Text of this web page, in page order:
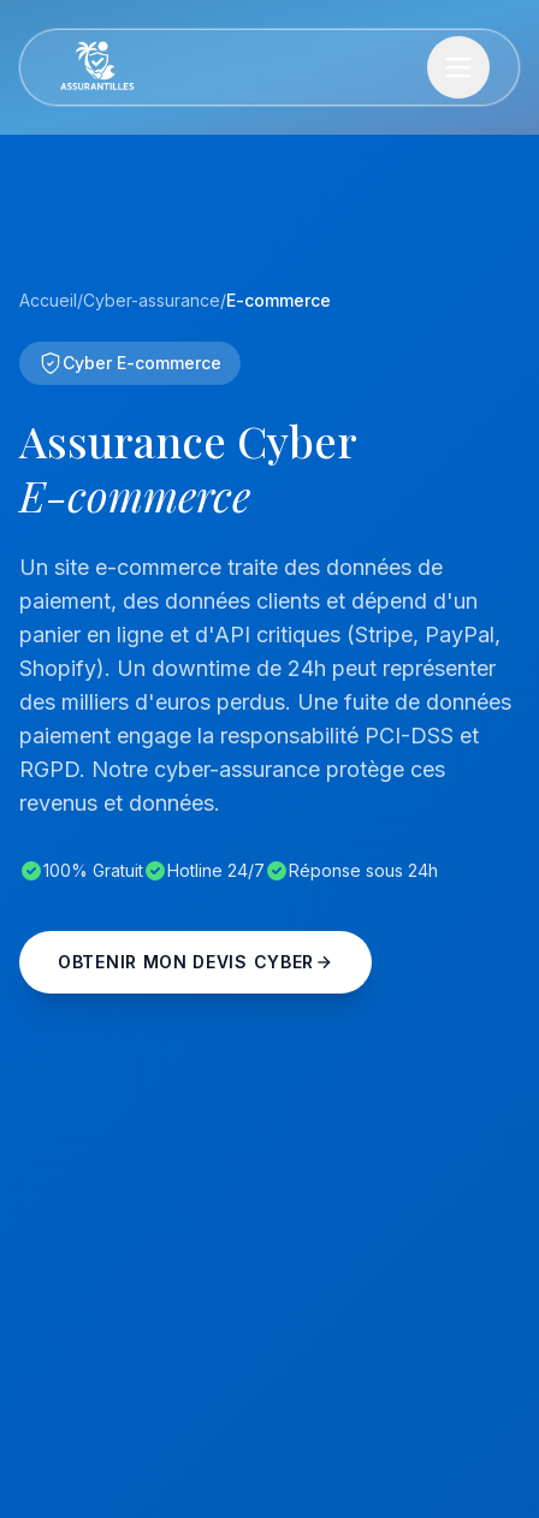
Accueil/Cyber-assurance/E-commerce
Cyber E-commerce
Assurance Cyber
E-commerce
Un site e-commerce traite des données de
paiement, des données clients et dépend d'un
panier en ligne et d'API critiques (Stripe, PayPal,
Shopify). Un downtime de 24h peut représenter
des milliers d'euros perdus. Une fuite de données
paiement engage la responsabilité PCI-DSS et
RGPD. Notre cyber-assurance protège ces
revenus et données.
100% Gratuit Hotline 24/7 Réponse sous 24h
OBTENIR MON DEVIS CYBER